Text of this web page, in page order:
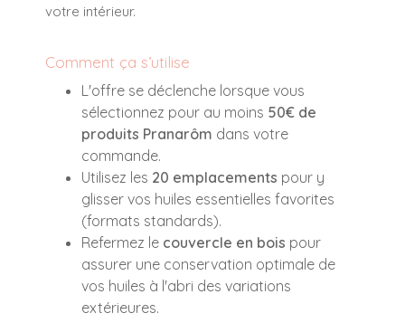
votre intérieur.
Comment ça s’utilise
L'offre se déclenche lorsque vous
sélectionnez pour au moins 50€ de
produits Pranarôm dans votre
commande.
Utilisez les 20 emplacements pour y
glisser vos huiles essentielles favorites
(formats standards).
Refermez le couvercle en bois pour
assurer une conservation optimale de
vos huiles à l'abri des variations
extérieures.